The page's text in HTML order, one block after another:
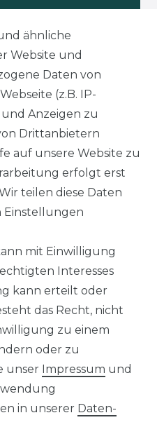
Sich mit uns
setzen?
- 7942081
finden Sie hier:
mit
ähnliche
Website und
Daten von
(z.B. IP-
und Anzeigen zu
Drittanbietern
auf unsere Website zu
erfolgt erst
teilen diese Daten
Einstellungen
mit Einwilligung
Interesses
kann erteilt oder
das Recht, nicht
zu einem
oder zu
unser Impressum und
in unserer Daten­